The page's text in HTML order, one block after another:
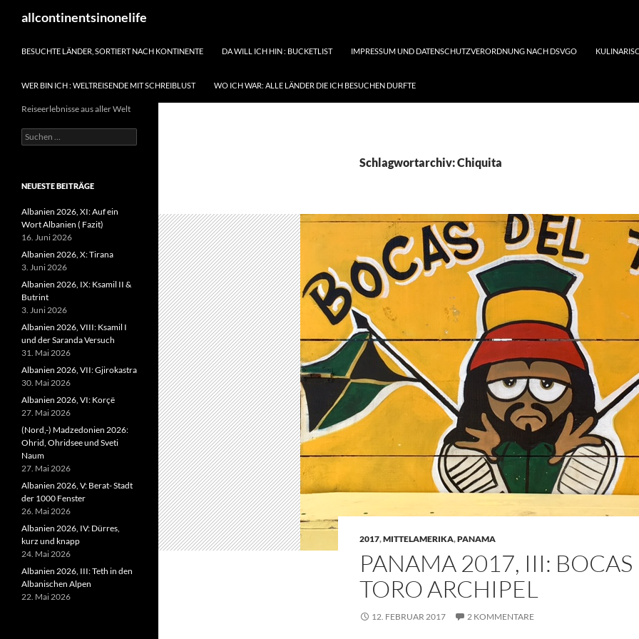
Inhaltallcontinentsinonelife
BESUCHTE LÄNDER, SORTIERT NACH KONTINENTE DA WILL ICH HIN : BUCKETLIST IMPRESSUM UND DATENSCHUTZVERORDNUNG NACH DSVGO
WER BIN ICH : WELTREISENDE MIT SCHREIBLUST WO ICH WAR: ALLE LÄNDER DIE ICH BESUCHEN DURFTE
Schlagwortarchiv: Chiquita
2017,MITTELAMERIKA,PANAMA
PANAMA 2017, III: BOCAS
TORO ARCHIPEL
12. FEBRUAR 2017 2 KOMMENTARE
Reiseerlebnisse aus aller Welt
Suchen
nach:
NEUESTE BEITRÄGE
Albanien 2026, XI: Auf ein
Wort Albanien ( Fazit)
16. Juni 2026
Albanien 2026, X: Tirana
3. Juni 2026
Albanien 2026, IX: Ksamil II &
Butrint
3. Juni 2026
Albanien 2026, VIII: Ksamil I
und der Saranda Versuch
31. Mai 2026
Albanien 2026, VII: Gjirokastra
30. Mai 2026
Albanien 2026, VI: Korçë
27. Mai 2026
(Nord,-) Madzedonien 2026:
Ohrid, Ohridsee und Sveti
Naum
27. Mai 2026
Albanien 2026, V: Berat- Stadt
der 1000 Fenster
26. Mai 2026
Albanien 2026, IV: Dürres,
kurz und knapp
24. Mai 2026
Albanien 2026, III: Teth in den
Albanischen Alpen
22. Mai 2026